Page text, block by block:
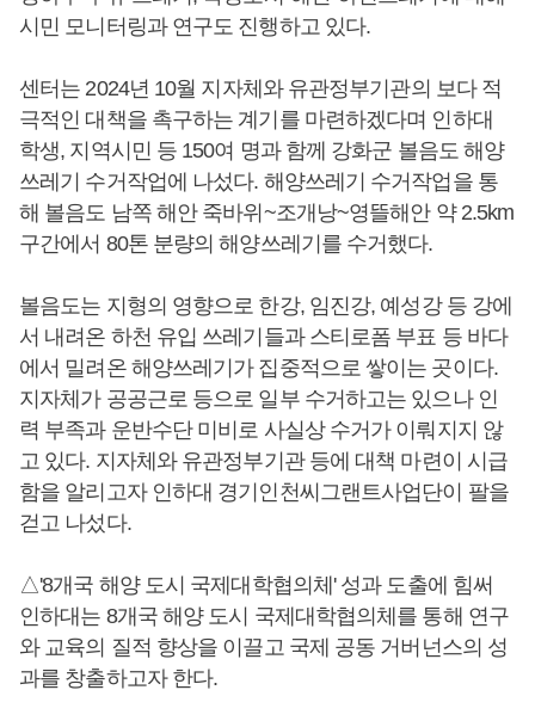
시민 모니터링과 연구도 진행하고 있다.
센터는 2024년 10월 지자체와 유관정부기관의 보다 적
극적인 대책을 촉구하는 계기를 마련하겠다며 인하대
학생, 지역시민 등 150여 명과 함께 강화군 볼음도 해양
쓰레기 수거작업에 나섰다. 해양쓰레기 수거작업을 통
해 볼음도 남쪽 해안 죽바위~조개낭~영뜰해안 약 2.5km
구간에서 80톤 분량의 해양쓰레기를 수거했다.
볼음도는 지형의 영향으로 한강, 임진강, 예성강 등 강에
서 내려온 하천 유입 쓰레기들과 스티로폼 부표 등 바다
에서 밀려온 해양쓰레기가 집중적으로 쌓이는 곳이다.
지자체가 공공근로 등으로 일부 수거하고는 있으나 인
력 부족과 운반수단 미비로 사실상 수거가 이뤄지지 않
고 있다. 지자체와 유관정부기관 등에 대책 마련이 시급
함을 알리고자 인하대 경기인천씨그랜트사업단이 팔을
걷고 나섰다.
△'8개국 해양 도시 국제대학협의체' 성과 도출에 힘써
인하대는 8개국 해양 도시 국제대학협의체를 통해 연구
와 교육의 질적 향상을 이끌고 국제 공동 거버넌스의 성
과를 창출하고자 한다.